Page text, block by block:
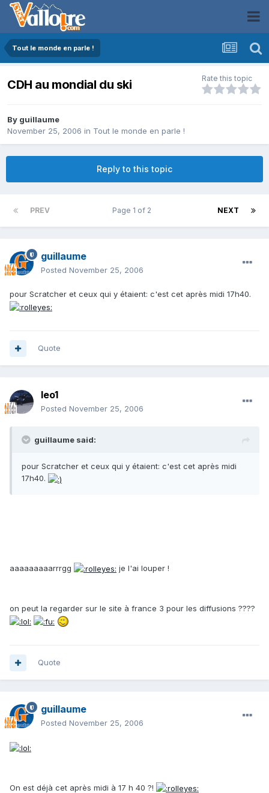
Tout le monde en parle !
CDH au mondial du ski Rate this topic
By guillaume
November 25, 2006 in Tout le monde en parle !
Reply to this topic
PREV NEXT
Page 1 of 2
guillaume
Posted November 25, 2006
pour Scratcher et ceux qui y étaient: c'est cet après midi 17h40.
Quote
leo1
Posted November 25, 2006
guillaume said:
pour Scratcher et ceux qui y étaient: c'est cet après midi
17h40.
aaaaaaaaarrrgg je l'ai louper !
on peut la regarder sur le site à france 3 pour les diffusions ????
Quote
guillaume
Posted November 25, 2006
On est déjà cet après midi à 17 h 40 ?!